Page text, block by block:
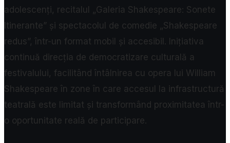
adolescenți, recitalul „Galeria Shakespeare: Sonete
Itinerante” și spectacolul de comedie „Shakespeare
redus”, într-un format mobil și accesibil. Inițiativa
continuă direcția de democratizare culturală a
festivalului, facilitând întâlnirea cu opera lui William
Shakespeare în zone în care accesul la infrastructură
teatrală este limitat și transformând proximitatea într-
o oportunitate reală de participare.